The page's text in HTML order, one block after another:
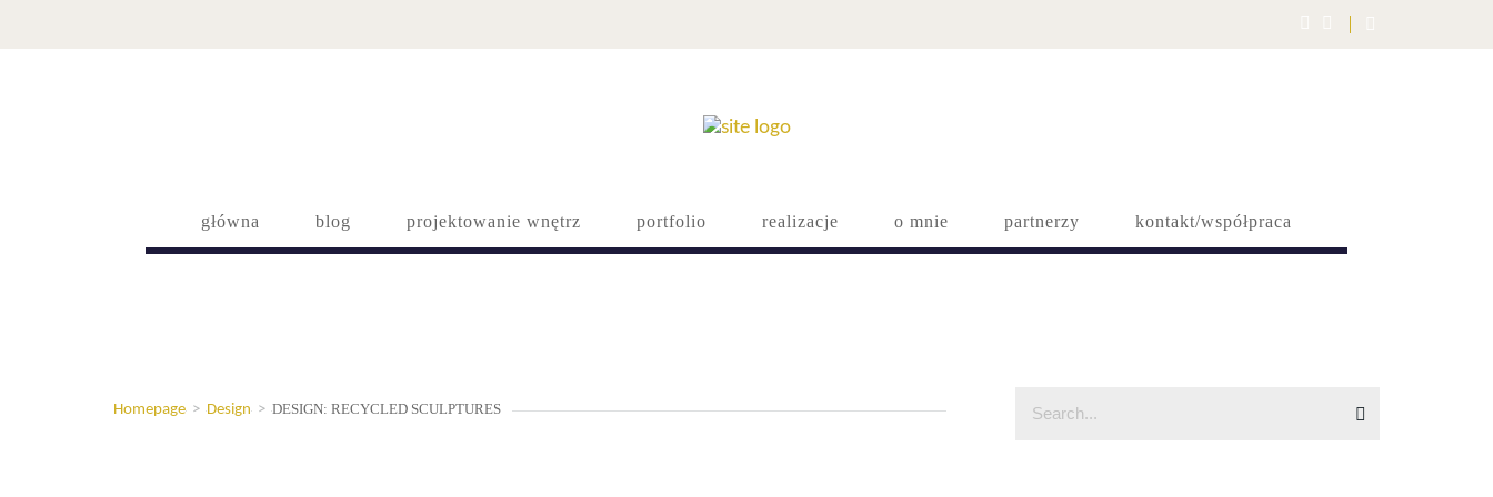
główna blog projektowanie wnętrz portfolio realizacje o mnie partnerzy kontakt/współpraca
Homepage > Design > DESIGN: RECYCLED SCULPTURES